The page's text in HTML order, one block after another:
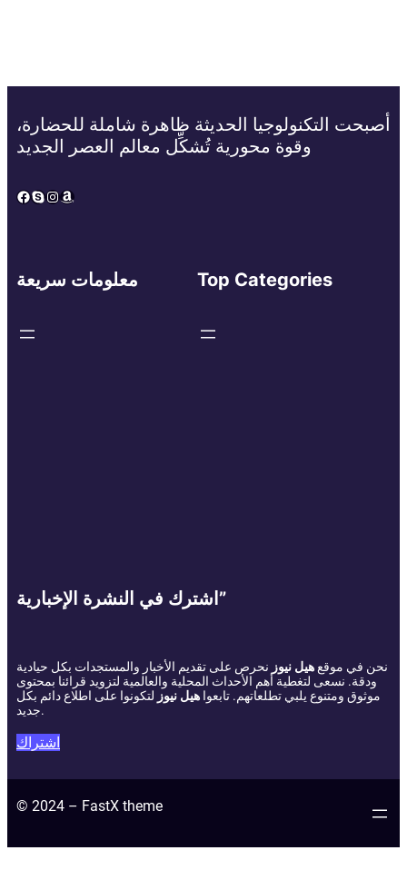
أصبحت التكنولوجيا الحديثة ظاهرة شاملة للحضارة،
وقوة محورية تُشكِّل معالم العصر الجديد
Facebook
Skype
Instagram
Amazon
معلومات سريعة Top Categories
اشترك في النشرة الإخبارية”
نحن في موقعهيل نيوز نحرص على تقديم الأخبار والمستجدات بكل حيادية
ودقة. نسعى لتغطية أهم الأحداث المحلية والعالمية لتزويد قرائنا بمحتوى
موثوق ومتنوع يلبي تطلعاتهم. تابعوا هيل نيوز لتكونوا على اطلاع دائم بكل
جديد.
اشتراك
© 2024 – FastX theme